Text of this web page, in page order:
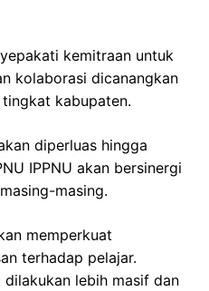
kemitraan untuk
kolaborasi dicanangkan
kabupaten.
diperluas hingga
IPPNU akan bersinergi
masing.
memperkuat
terhadap pelajar.
lebih masif dan